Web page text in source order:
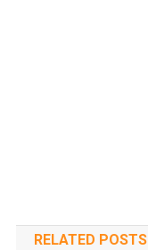
RELATED POSTS